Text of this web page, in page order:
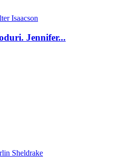
Isaacson
Jennifer...
Sheldrake